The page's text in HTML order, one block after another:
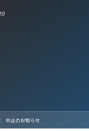
中止のお知らせ